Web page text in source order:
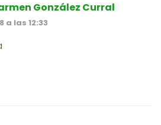
González Curral
a las 12:33